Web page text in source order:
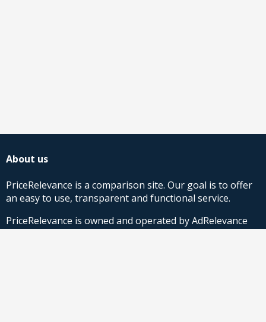
About us
PriceRelevance is a comparison site. Our goal is to offer
an easy to use, transparent and functional service.
PriceRelevance is owned and operated by AdRelevance
Sverige AB.